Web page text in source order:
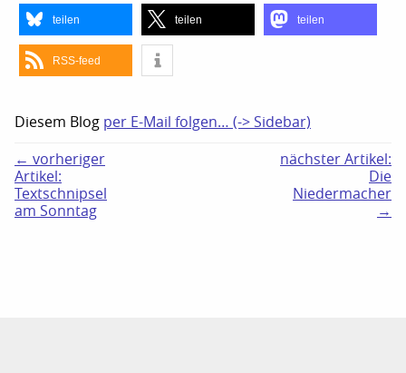
teilen teilen teilen
RSS-feed
Diesem Blog per E-Mail folgen… (-> Sidebar)
← vorheriger
Artikel:
Textschnipsel
am Sonntag
nächster Artikel:
Die
Niedermacher
→